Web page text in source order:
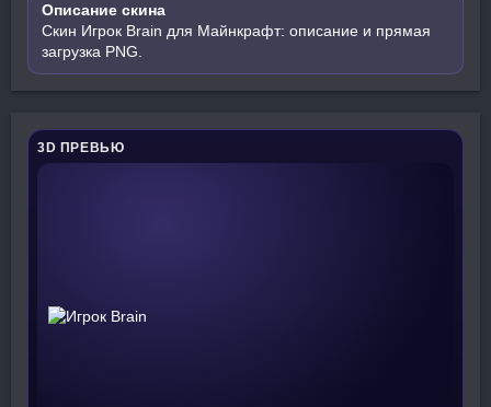
Описание скина
Скин Игрок Brain для Майнкрафт: описание и прямая
загрузка PNG.
3D ПРЕВЬЮ